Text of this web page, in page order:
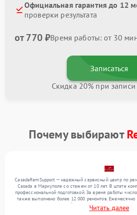
Официальная гарантия до 12
проверки результата
от 770 ₽Время работы: от 30
Записаться
Скидка 20% при записи
Почему выбирают
CasadaRemSupport — надежный сервисный центр по
Casada в Мариуполе со стажем от 10 лет. В штате
профессиональной подготовкой. За время работы
также выполнено более 12 000 ремонтов. Ежемесячно
более 300 обращений, включая , , . Мы выполняем
сложности и поддерживаем высокий стандарт
Читать далее